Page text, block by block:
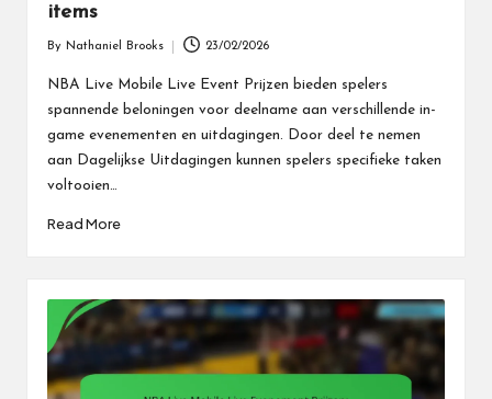
items
by
By Nathaniel Brooks 23/02/2026
NBA Live Mobile Live Event Prijzen bieden spelers
spannende beloningen voor deelname aan verschillende in-
game evenementen en uitdagingen. Door deel te nemen
aan Dagelijkse Uitdagingen kunnen spelers specifieke taken
voltooien…
Read More